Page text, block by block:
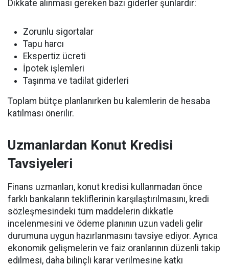
Dikkate alınması gereken bazı giderler şunlardır:
Zorunlu sigortalar
Tapu harcı
Ekspertiz ücreti
İpotek işlemleri
Taşınma ve tadilat giderleri
Toplam bütçe planlanırken bu kalemlerin de hesaba
katılması önerilir.
Uzmanlardan Konut Kredisi
Tavsiyeleri
Finans uzmanları, konut kredisi kullanmadan önce
farklı bankaların tekliflerinin karşılaştırılmasını, kredi
sözleşmesindeki tüm maddelerin dikkatle
incelenmesini ve ödeme planının uzun vadeli gelir
durumuna uygun hazırlanmasını tavsiye ediyor. Ayrıca
ekonomik gelişmelerin ve faiz oranlarının düzenli takip
edilmesi, daha bilinçli karar verilmesine katkı